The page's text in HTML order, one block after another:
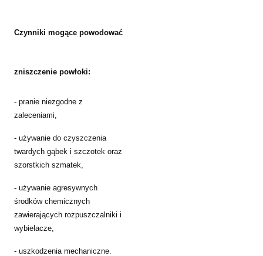
Czynniki mogące powodować
zniszczenie powłoki:
- pranie niezgodne z
zaleceniami,
- używanie do czyszczenia
twardych gąbek i szczotek oraz
szorstkich szmatek,
- używanie agresywnych
środków chemicznych
zawierających rozpuszczalniki i
wybielacze,
- uszkodzenia mechaniczne.